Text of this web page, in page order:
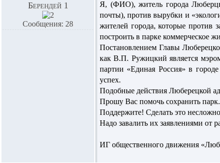
Берендей 1
Сообщения: 28
Я, (ФИО), житель города Люберцы
почты), против вырубки и
жителей города, которые против
построить в парке коммерческое
Постановлением Главы
как В.П. Ружицкий является
партии «Единая Россия» в
успех.
Подобные действия Люберецкой
Прошу Вас помочь сохранить парк.
Поддержите! Сделать это
Надо завалить их заявлениями от
ИГ общественного движения